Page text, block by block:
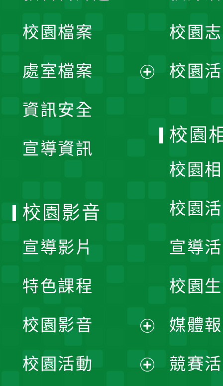
單
校園檔案
處室檔案
資訊安全
宣導資訊
校園
校園
校園
校園
校園
宣導
校園
媒體
競賽
校園影音
宣導影片
特色課程
校園影音
開
校園活動